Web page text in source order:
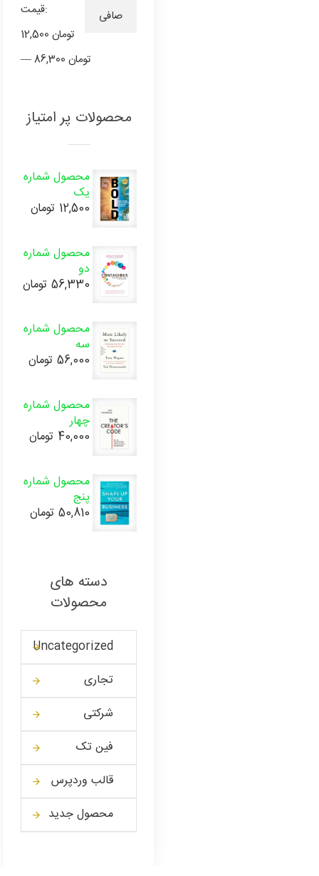
صافی
قيمت:
12,500 تومان
—
86,300 تومان
محصولات پر امتیاز
محصول شماره
یک
12,500 تومان
محصول شماره
دو
56,330 تومان
محصول شماره
سه
56,000 تومان
محصول شماره
چهار
40,000 تومان
محصول شماره
پنج
50,810 تومان
دسته های
محصولات
Uncategorized
تجاری
شرکتی
فین تک
قالب وردپرس
محصول جدید